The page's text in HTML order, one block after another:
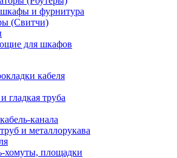
и фурнитура
(Свитчи)
для шкафов
кабеля
гладкая труба
канала
и металлорукава
хомуты, площадки